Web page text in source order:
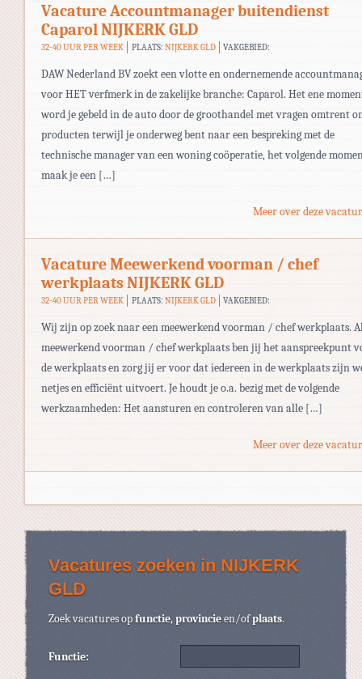
Vacature Accountmanager buitendienst
Caparol NIJKERK GLD
32-40 UUR PER WEEK PLAATS: NIJKERK GLD VAKGEBIED:
DAW Nederland BV zoekt een vlotte en ondernemende
voor HET verfmerk in de zakelijke branche: Caparol. Het ene
word je gebeld in de auto door de groothandel met vragen omtrent
producten terwijl je onderweg bent naar een bespreking met de
technische manager van een woning coöperatie, het volgende
maak je een […]
Meer over deze
Vacature Meewerkend voorman / chef
werkplaats NIJKERK GLD
32-40 UUR PER WEEK PLAATS: NIJKERK GLD VAKGEBIED:
Wij zijn op zoek naar een meewerkend voorman / chef werkplaats.
meewerkend voorman / chef werkplaats ben jij het aanspreekpunt
de werkplaats en zorg jij er voor dat iedereen in de werkplaats zijn
netjes en efficiënt uitvoert. Je houdt je o.a. bezig met de volgende
werkzaamheden: Het aansturen en controleren van alle […]
Meer over deze
Vacatures zoeken in NIJKERK
GLD
Zoek vacatures opfunctie,provincieen/ofplaats.
Functie: